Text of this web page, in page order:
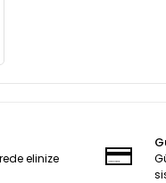
elinize